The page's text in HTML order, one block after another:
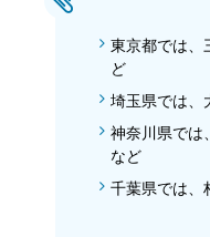
東京都では、
ど
埼玉県では、
神奈川県では
など
千葉県では、